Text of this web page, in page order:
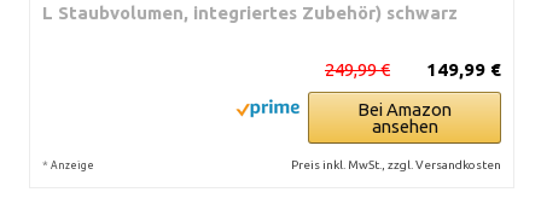
L Staubvolumen, integriertes Zubehör) schwarz
149,99 €
249,99 €
Bei Amazon
ansehen
* Anzeige Preis inkl. MwSt., zzgl. Versandkosten